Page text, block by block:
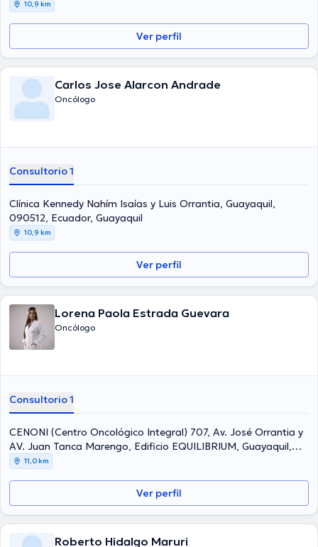
10,9 km
Ver perfil
Carlos Jose Alarcon Andrade
Oncólogo
Consultorio 1
Clínica Kennedy Nahím Isaías y Luis Orrantia, Guayaquil,
090512, Ecuador, Guayaquil
10,9 km
Ver perfil
Lorena Paola Estrada Guevara
Oncólogo
Consultorio 1
CENONI (Centro Oncológico Integral) 707, Av. José Orrantia y
AV. Juan Tanca Marengo, Edificio EQUILIBRIUM, Guayaquil,
090505, Ecuador, Guayaquil
11,0 km
Ver perfil
Roberto Hidalgo Maruri